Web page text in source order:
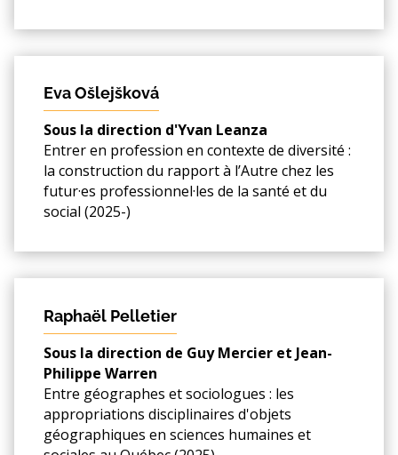
Eva Ošlejšková
Sous la direction d'Yvan Leanza
Entrer en profession en contexte de diversité :
la construction du rapport à l’Autre chez les
futur·es professionnel·les de la santé et du
social (2025-)
Raphaël Pelletier
Sous la direction de Guy Mercier et Jean-
Philippe Warren
Entre géographes et sociologues : les
appropriations disciplinaires d'objets
géographiques en sciences humaines et